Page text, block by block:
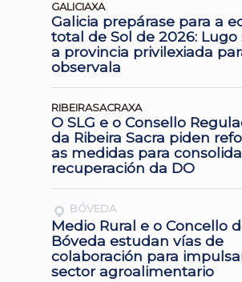
GALICIAXA
Galicia prepárase para a
total de Sol de 2026: Lugo
a provincia privilexiada
observala
RIBEIRASACRAXA
O SLG e o Consello
da Ribeira Sacra piden
as medidas para
recuperación da DO
BÓVEDA
Medio Rural e o Concello
Bóveda estudan vías de
colaboración para
sector agroalimentario